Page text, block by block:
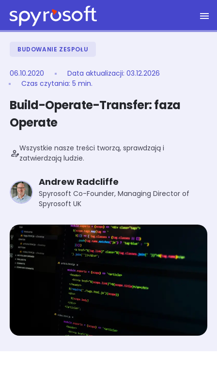
Skip to main content
Spyrosoft homepage
BUDOWANIE ZESPOŁU
06.10.2020 Data aktualizacji: 03.12.2026
Czas czytania: 5 min.
Build-Operate-Transfer: faza
Operate
person_editWszystkie nasze treści tworzą, sprawdzają i
zatwierdzają ludzie.
Andrew Radcliffe
Spyrosoft Co-Founder, Managing Director of
Spyrosoft UK